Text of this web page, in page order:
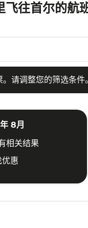
飞往首尔的航
请调整您的筛选条件。
请调整您的筛选条件。
8月
相关结果
优惠